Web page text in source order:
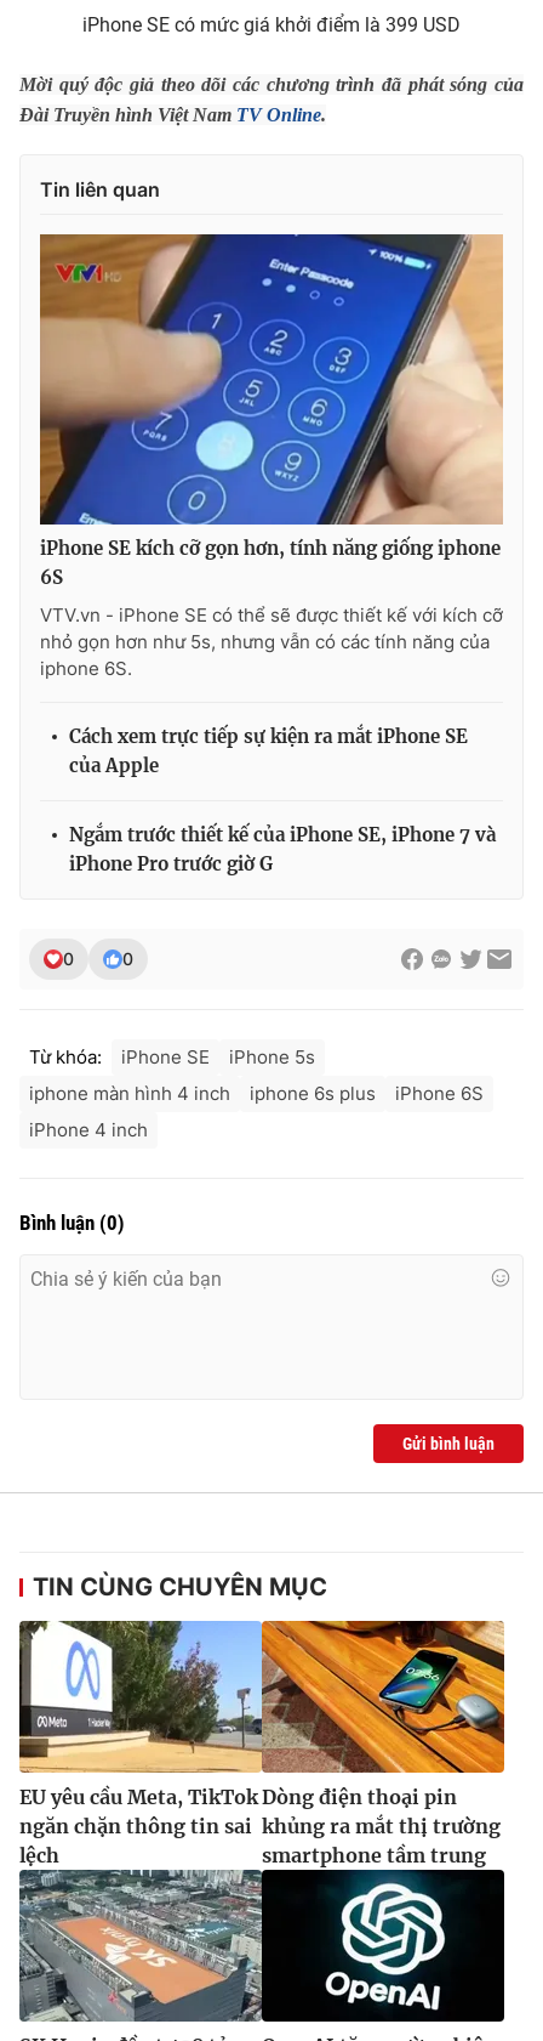
iPhone SE có mức giá khởi điểm là 399 USD
Mời quý độc giả theo dõi các chương trình đã phát sóng của
Đài Truyền hình Việt Nam TV Online.
Tin liên quan
iPhone SE kích cỡ gọn hơn, tính năng giống iphone
6S
VTV.vn - iPhone SE có thể sẽ được thiết kế với kích cỡ
nhỏ gọn hơn như 5s, nhưng vẫn có các tính năng của
iphone 6S.
Cách xem trực tiếp sự kiện ra mắt iPhone SE
của Apple
Ngắm trước thiết kế của iPhone SE, iPhone 7 và
iPhone Pro trước giờ G
0 0
Từ khóa: iPhone SE
iPhone 5s
iphone màn hình 4 inch
iphone 6s plus
iPhone 6S
iPhone 4 inch
Bình luận (0)
Gửi bình luận
TIN CÙNG CHUYÊN MỤC
EU yêu cầu Meta, TikTok
ngăn chặn thông tin sai
lệch
Dòng điện thoại pin
khủng ra mắt thị trường
smartphone tầm trung